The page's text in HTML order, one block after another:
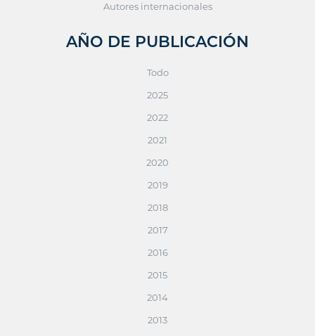
Autores internacionales
AÑO DE PUBLICACIÓN
Todo
2025
2022
2021
2020
2019
2018
2017
2016
2015
2014
2013